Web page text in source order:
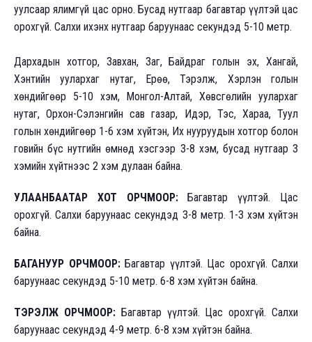
уулсаар ялимгүй цас орно. Бусад нутгаар багавтар үүлтэй цас
орохгүй. Салхи ихэнх нутгаар баруунаас секундэд 5-10 метр.
Дархадын хотгор, Завхан, Заг, Байдраг голын эх, Хангай,
Хэнтийн уулархаг нутаг, Ерөө, Тэрэлж, Хэрлэн голын
хөндийгөөр 5-10 хэм, Монгол-Алтай, Хөвсгөлийн уулархаг
нутаг, Орхон-Сэлэнгийн сав газар, Идэр, Тэс, Хараа, Туул
голын хөндийгөөр 1-6 хэм хүйтэн, Их нууруудын хотгор болон
говийн бүс нутгийн өмнөд хэсгээр 3-8 хэм, бусад нутгаар 3
хэмийн хүйтнээс 2 хэм дулаан байна.
УЛААНБААТАР ХОТ ОРЧМООР:Багавтар үүлтэй. Цас
орохгүй. Салхи баруунаас секундэд 3-8 метр. 1-3 хэм хүйтэн
байна.
БАГАНУУР ОРЧМООР:Багавтар үүлтэй. Цас орохгүй. Салхи
баруунаас секундэд 5-10 метр. 6-8 хэм хүйтэн байна.
ТЭРЭЛЖ ОРЧМООР:Багавтар үүлтэй. Цас орохгүй. Салхи
баруунаас секундэд 4-9 метр. 6-8 хэм хүйтэн байна.